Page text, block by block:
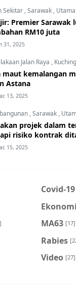
Sekitar ,Sarawak , Utama
Premier Sarawak
RM10 juta
31, 2025
Jalan Raya , Kuching
maut kemalangan
Astana
13, 2025
,Sarawak ,
projek dalam
risiko kontrak
15, 2025
Covid-19
Ekonomi
MA63 [17]
Rabies
Video [27]